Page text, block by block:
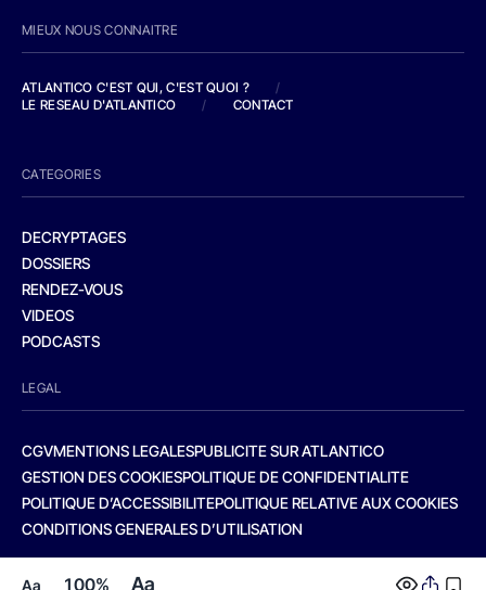
Aa 100% Aa
MIEUX NOUS CONNAITRE
ATLANTICO C'EST QUI, C'EST QUOI ?
/
LE RESEAU D'ATLANTICO
/ CONTACT
CATEGORIES
DECRYPTAGES
DOSSIERS
RENDEZ-VOUS
VIDEOS
PODCASTS
LEGAL
CGVMENTIONS LEGALESPUBLICITE SUR ATLANTICO
GESTION DES COOKIESPOLITIQUE DE CONFIDENTIALITE
POLITIQUE D’ACCESSIBILITEPOLITIQUE RELATIVE AUX COOKIES
CONDITIONS GENERALES D’UTILISATION